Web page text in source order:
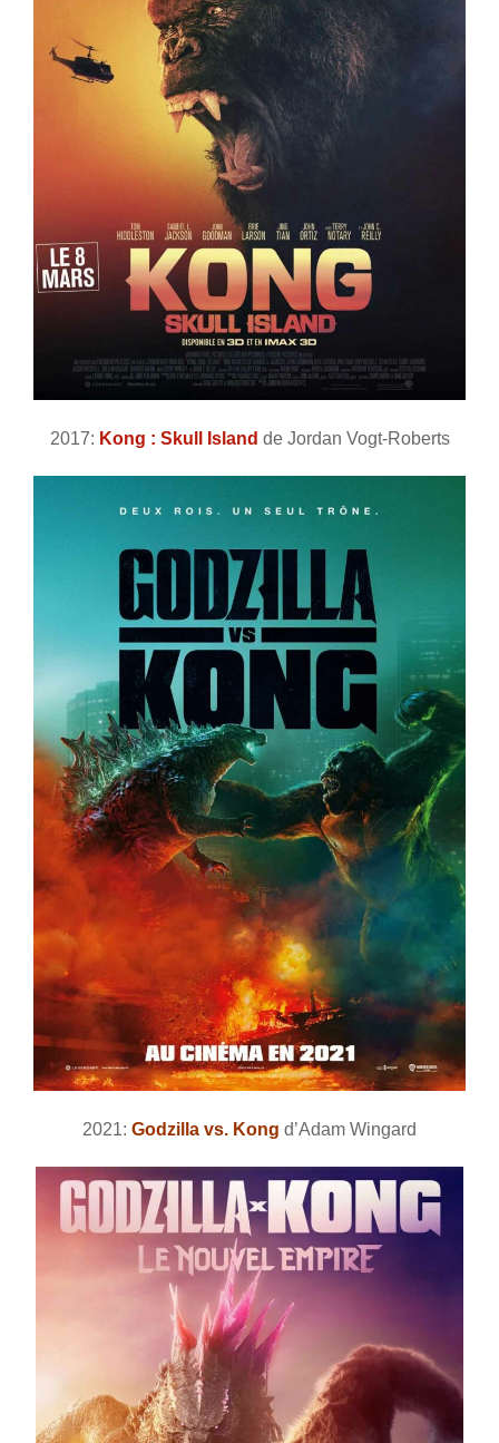
2017: Kong : Skull Island de Jordan Vogt-Roberts
2021: Godzilla vs. Kong d’Adam Wingard